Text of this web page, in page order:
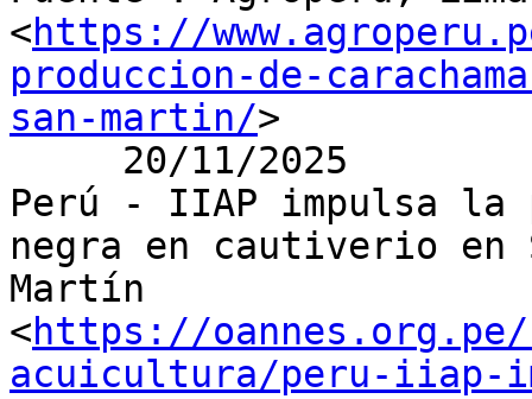
<https://
produccion-de-
san-martin/>
Perú - IIAP impulsa la
negra en cautiverio en
Martín
<https://
acuicultura/peru-iiap-